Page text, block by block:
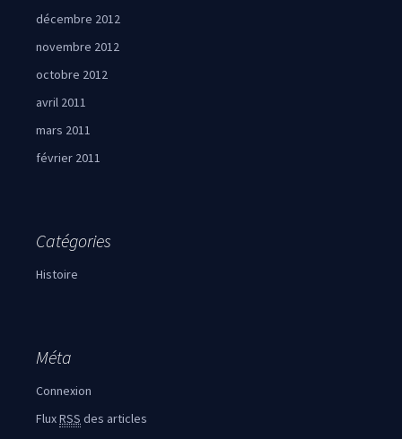
décembre 2012
novembre 2012
octobre 2012
avril 2011
mars 2011
février 2011
Catégories
Histoire
Méta
Connexion
FluxRSS des articles